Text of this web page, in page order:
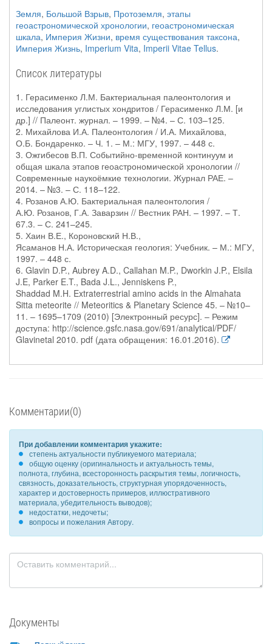
Земля, Большой Взрыв, Протоземля, этапы
геоастрономической хронологии, геоастрономическая
шкала, Империя Жизни, время существования таксона,
Империя Жизнь, Imperium Vita, Imperii Vitae Tellus.
Список литературы
1. Герасименко Л.М. Бактериальная палеонтология и
исследования углистых хондритов / Герасименко Л.М. [и
др.] // Палеонт. журнал. – 1999. – №4. – С. 103–125.
2. Михайлова И.А. Палеонтология / И.А. Михайлова,
О.Б. Бондаренко. – Ч. 1. – М.: МГУ, 1997. – 448 с.
3. Ожгибесов В.П. Событийно-временной континуум и
общая шкала этапов геоастрономической хронологии //
Современные наукоёмкие технологии. Журнал РАЕ. –
2014. – №3. – С. 118–122.
4. Розанов А.Ю. Бактериальная палеонтология /
А.Ю. Розанов, Г.А. Заварзин // Вестник РАН. – 1997. – Т.
67.3. – С. 241–245.
5. Хаин В.Е., Короновский Н.В.,
Ясаманов Н.А. Историческая геология: Учебник. – М.: МГУ,
1997. – 448 с.
6. Glavin D.P., Aubrey A.D., Callahan M.P., Dworkin J.P., Elsila
J.E, Parker E.T., Bada J.L., Jenniskens P.,
Shaddad M.H. Extraterrestrial amino acids in the Almahata
Sitta meteorite // Meteoritics & Planetary Science 45. – №10–
11. – 1695–1709 (2010) [Электронный ресурс]. – Режим
доступа: http://science.gsfc.nasa.gov/691/analytical/PDF/
Glavinetal 2010. pdf (дата обращения: 16.01.2016).
Комментарии(0)
При добавлении комментария укажите:
степень актуальности публикуемого материала;
общую оценку (оригинальность и актуальность темы,
полнота, глубина, всесторонность раскрытия темы, логичность,
связность, доказательность, структурная упорядоченность,
характер и достоверность примеров, иллюстративного
материала, убедительность выводов);
недостатки, недочеты;
вопросы и пожелания Автору.
Документы